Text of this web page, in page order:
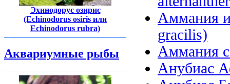
Эхинодорус озирис
(Echinodorus osiris или
Echinodorus rubra)
Аквариумные рыбы
Аммания
gracilis)
Аммания
Анубиас